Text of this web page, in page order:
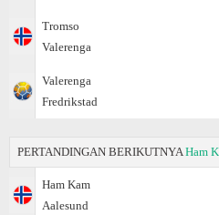
Tromso
Valerenga
Valerenga
Fredrikstad
PERTANDINGAN BERIKUTNYA Ham
Ham Kam
Aalesund